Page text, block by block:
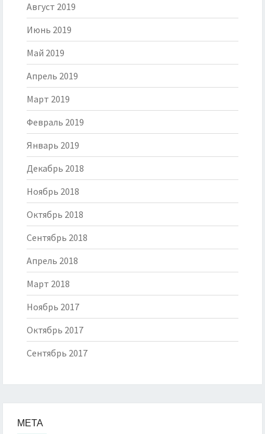
Август 2019
Июнь 2019
Май 2019
Апрель 2019
Март 2019
Февраль 2019
Январь 2019
Декабрь 2018
Ноябрь 2018
Октябрь 2018
Сентябрь 2018
Апрель 2018
Март 2018
Ноябрь 2017
Октябрь 2017
Сентябрь 2017
МЕТА